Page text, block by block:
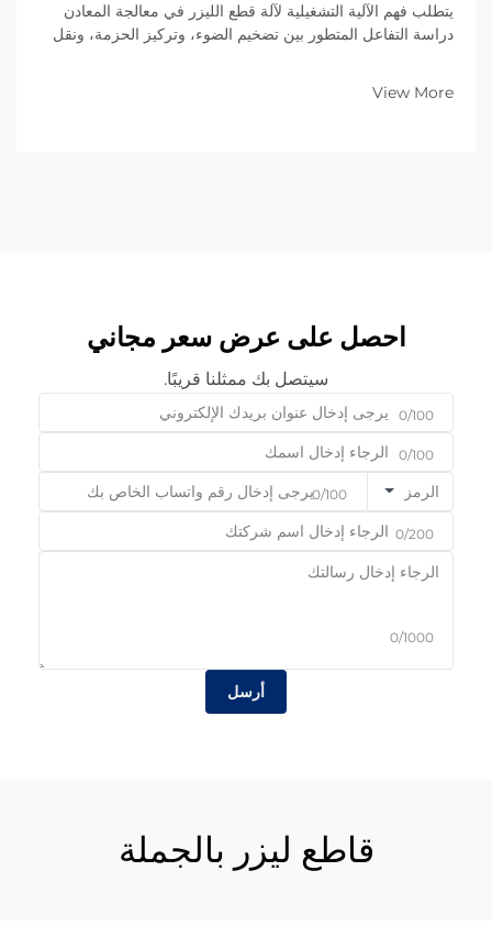
يتطلب فهم الآلية التشغيلية لآلة قطع الليزر في معالجة المعادن
دراسة التفاعل المتطور بين تضخيم الضوء، وتركيز الحزمة، ونقل
View More
احصل على عرض سعر مجاني
سيتصل بك ممثلنا قريبًا.
0/100
0/100
الرمز 0/100
0/200
0/1000
أرسل
قاطع ليزر بالجملة